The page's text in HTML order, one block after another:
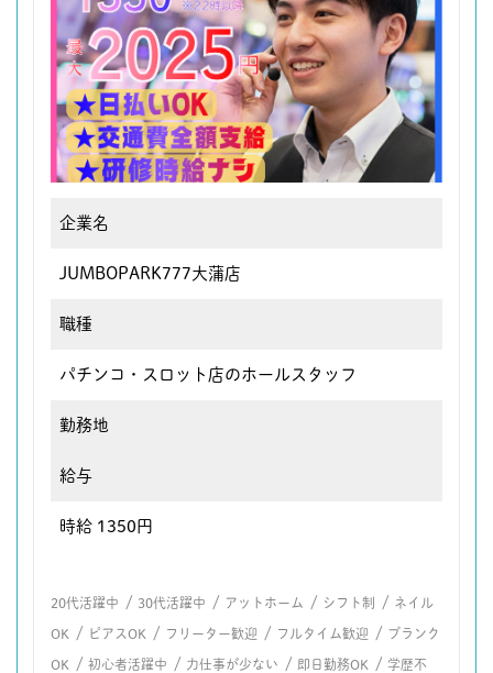
企業名
JUMBOPARK777大蒲店
職種
パチンコ・スロット店のホールスタッフ
勤務地
給与
時給 1350円
20代活躍中 / 30代活躍中 / アットホーム / シフト制 / ネイル
OK / ピアスOK / フリーター歓迎 / フルタイム歓迎 / ブランク
OK / 初心者活躍中 / 力仕事が少ない / 即日勤務OK / 学歴不